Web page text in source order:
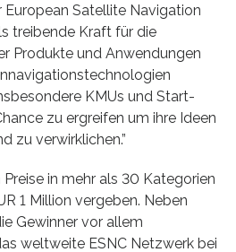
European Satellite Navigation
treibende Kraft für die
Produkte und Anwendungen
KMUs und Start-
zu ergreifen um ihre Ideen
zu verwirklichen.”
in mehr als 30 Kategorien
1 Million vergeben. Neben
Gewinner vor allem
weltweite ESNC Netzwerk bei